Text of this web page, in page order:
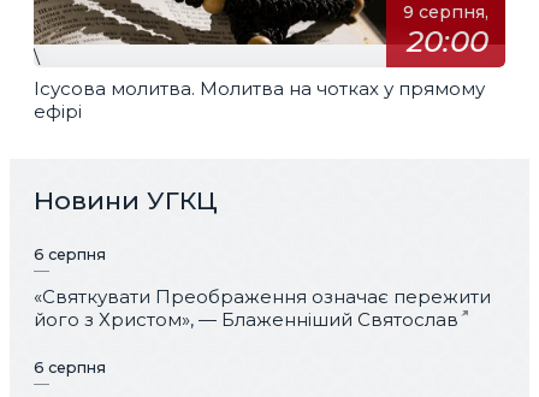
9 серпня,
20:00
\
Ісусова молитва. Молитва на чотках у прямому
ефірі
Новини УГКЦ
6 серпня
«Святкувати Преображення означає пережити
його з Христом», — Блаженніший Святослав
6 серпня